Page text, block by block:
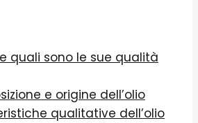
e quali sono le sue qualità
e origine dell’olio
qualitative dell’olio